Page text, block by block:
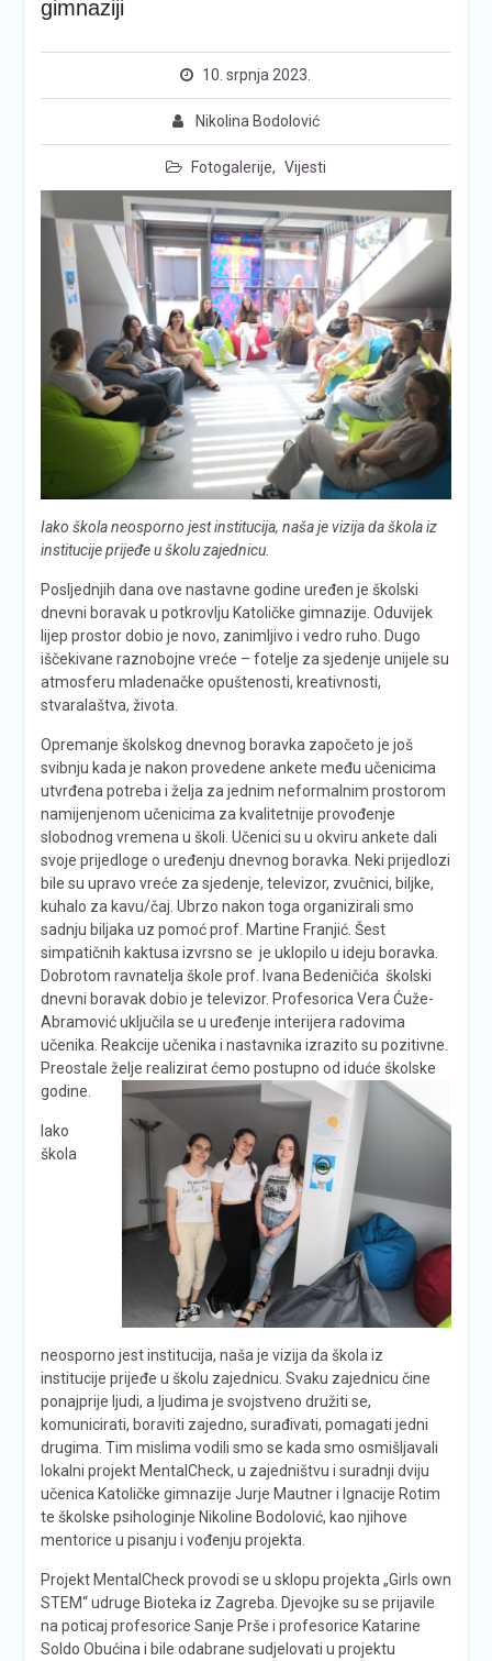
gimnaziji
10. srpnja 2023.
Nikolina Bodolović
Fotogalerije, Vijesti
Iako škola neosporno jest institucija, naša je vizija da škola iz
institucije prijeđe u školu zajednicu.
Posljednjih dana ove nastavne godine uređen je školski
dnevni boravak u potkrovlju Katoličke gimnazije. Oduvijek
lijep prostor dobio je novo, zanimljivo i vedro ruho. Dugo
iščekivane raznobojne vreće – fotelje za sjedenje unijele su
atmosferu mladenačke opuštenosti, kreativnosti,
stvaralaštva, života.
Opremanje školskog dnevnog boravka započeto je još
svibnju kada je nakon provedene ankete među učenicima
utvrđena potreba i želja za jednim neformalnim prostorom
namijenjenom učenicima za kvalitetnije provođenje
slobodnog vremena u školi. Učenici su u okviru ankete dali
svoje prijedloge o uređenju dnevnog boravka. Neki prijedlozi
bile su upravo vreće za sjedenje, televizor, zvučnici, biljke,
kuhalo za kavu/čaj. Ubrzo nakon toga organizirali smo
sadnju biljaka uz pomoć prof. Martine Franjić. Šest
simpatičnih kaktusa izvrsno se je uklopilo u ideju boravka.
Dobrotom ravnatelja škole prof. Ivana Bedeničića školski
dnevni boravak dobio je televizor. Profesorica Vera Ćuže-
Abramović uključila se u uređenje interijera radovima
učenika. Reakcije učenika i nastavnika izrazito su pozitivne.
Preostale želje realizirat ćemo postupno od iduće školske
godine.
Iako
škola
neosporno jest institucija, naša je vizija da škola iz
institucije prijeđe u školu zajednicu. Svaku zajednicu čine
ponajprije ljudi, a ljudima je svojstveno družiti se,
komunicirati, boraviti zajedno, surađivati, pomagati jedni
drugima. Tim mislima vodili smo se kada smo osmišljavali
lokalni projekt MentalCheck, u zajedništvu i suradnji dviju
učenica Katoličke gimnazije Jurje Mautner i Ignacije Rotim
te školske psihologinje Nikoline Bodolović, kao njihove
mentorice u pisanju i vođenju projekta.
Projekt MentalCheck provodi se u sklopu projekta „Girls own
STEM“ udruge Bioteka iz Zagreba. Djevojke su se prijavile
na poticaj profesorice Sanje Prše i profesorice Katarine
Soldo Obućina i bile odabrane sudjelovati u projektu